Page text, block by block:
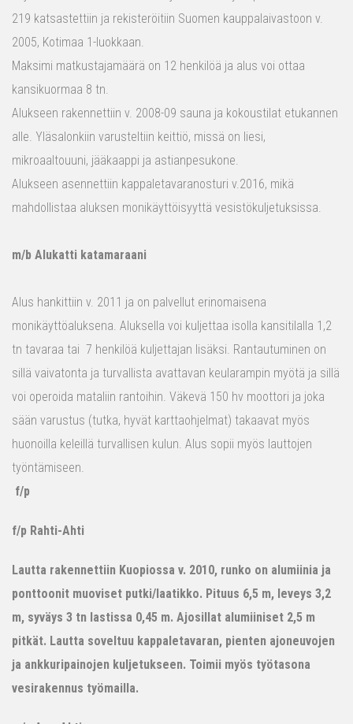
219 katsastettiin ja rekisteröitiin Suomen kauppalaivastoon v.
2005, Kotimaa 1-luokkaan.
Maksimi matkustajamäärä on 12 henkilöä ja alus voi ottaa
kansikuormaa 8 tn.
Alukseen rakennettiin v. 2008-09 sauna ja kokoustilat etukannen
alle. Yläsalonkiin varusteltiin keittiö, missä on liesi,
mikroaaltouuni, jääkaappi ja astianpesukone.
Alukseen asennettiin kappaletavaranosturi v.2016, mikä
mahdollistaa aluksen monikäyttöisyyttä vesistökuljetuksissa.
m/b Alukatti katamaraani
Alus hankittiin v. 2011 ja on palvellut erinomaisena
monikäyttöaluksena. Aluksella voi kuljettaa isolla kansitilalla 1,2
tn tavaraa tai 7 henkilöä kuljettajan lisäksi. Rantautuminen on
sillä vaivatonta ja turvallista avattavan keularampin myötä ja sillä
voi operoida mataliin rantoihin. Väkevä 150 hv moottori ja joka
sään varustus (tutka, hyvät karttaohjelmat) takaavat myös
huonoilla keleillä turvallisen kulun. Alus sopii myös lauttojen
työntämiseen.
f/p
f/p Rahti-Ahti
Lautta rakennettiin Kuopiossa v. 2010, runko on alumiinia ja
ponttoonit muoviset putki/laatikko. Pituus 6,5 m, leveys 3,2
m, syväys 3 tn lastissa 0,45 m. Ajosillat alumiiniset 2,5 m
pitkät. Lautta soveltuu kappaletavaran, pienten ajoneuvojen
ja ankkuripainojen kuljetukseen. Toimii myös työtasona
vesirakennus työmailla.